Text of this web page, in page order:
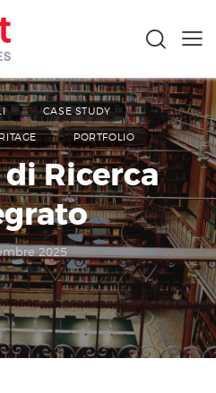
CASE STUDY
PORTFOLIO
Ricerca
2025